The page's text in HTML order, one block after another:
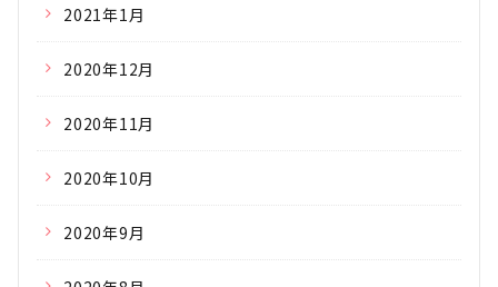
2021年1月
2020年12月
2020年11月
2020年10月
2020年9月